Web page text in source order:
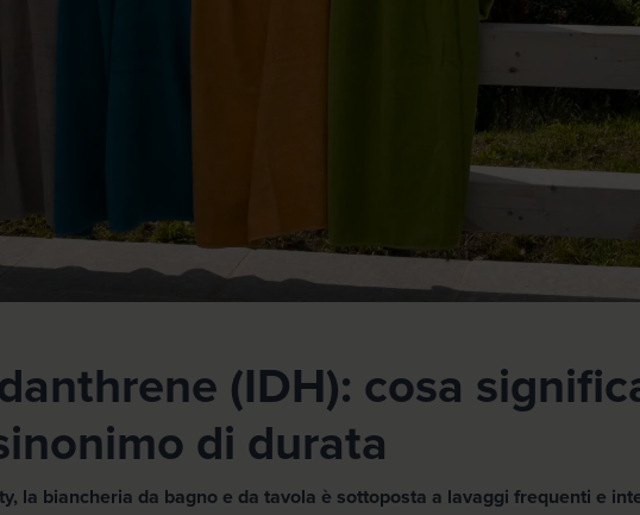
(IDH): cosa
di durata
la biancheria da bagno e da tavola è sottoposta a lavaggi frequenti e